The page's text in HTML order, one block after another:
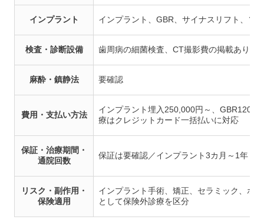
インプラント インプラント、GBR、サイナスリフト、ソ
検査・診断設備 歯周病の細菌検査、CT撮影費の掲載あり／
麻酔・鎮静法 要確認
費用・支払い方法
インプラント埋入250,000円～、
療はクレジットカード一括払いに対応
保証・治療期間・
通院回数
保証は要確認／インプラント3カ月～1年・
リスク・副作用・
保険適用
インプラント手術、矯正、セラミック、ホ
として保険外診療を区分